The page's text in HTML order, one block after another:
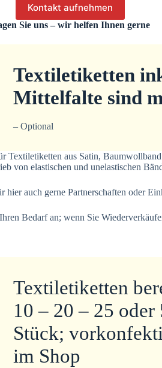
Kontakt aufnehmen
Sie uns – wir helfen Ihnen gerne
Textiletiketten
Mittelfalte sind
– Optional
aus Satin,
von elastischen und unelastischen
hier auch gerne Partnerschaften oder
Bedarf an; wenn Sie
Textiletiketten
10 – 20 – 25 oder
Stück;
im Shop